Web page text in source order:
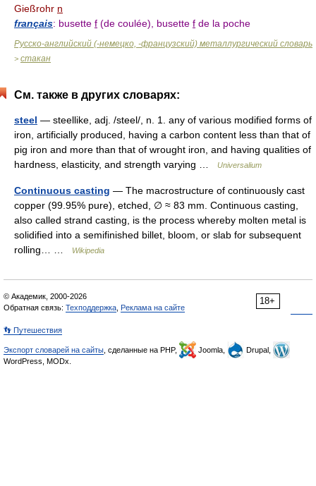
Gießrohr n
français: busette f (de coulée), busette f de la poche
Русско-английский (-немецко, -французский) металлургический словарь
> стакан
См. также в других словарях:
steel — steellike, adj. /steel/, n. 1. any of various modified forms of
iron, artificially produced, having a carbon content less than that of
pig iron and more than that of wrought iron, and having qualities of
hardness, elasticity, and strength varying …
Universalium
Continuous casting — The macrostructure of continuously cast
copper (99.95% pure), etched, ∅ ≈ 83 mm. Continuous casting,
also called strand casting, is the process whereby molten metal is
solidified into a semifinished billet, bloom, or slab for subsequent
rolling… …
Wikipedia
18+
© Академик, 2000-2026
Обратная связь: Техподдержка Реклама на сайте
👣 Путешествия
Экспорт словарей на сайты , сделанные на PHP, Joomla,
Drupal,
WordPress, MODx.